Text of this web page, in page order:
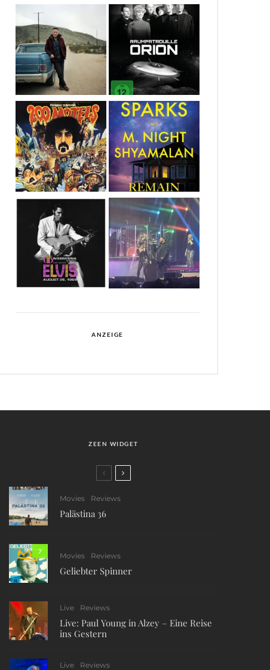
ANZEIGE
ZEEN WIDGET
Movies Reviews
Palästina 36
7
Movies Reviews
Geliebter Spinner
Live Reviews
Live: Paul Young in Alzey – Eine Reise
ins Gestern
Live Reviews